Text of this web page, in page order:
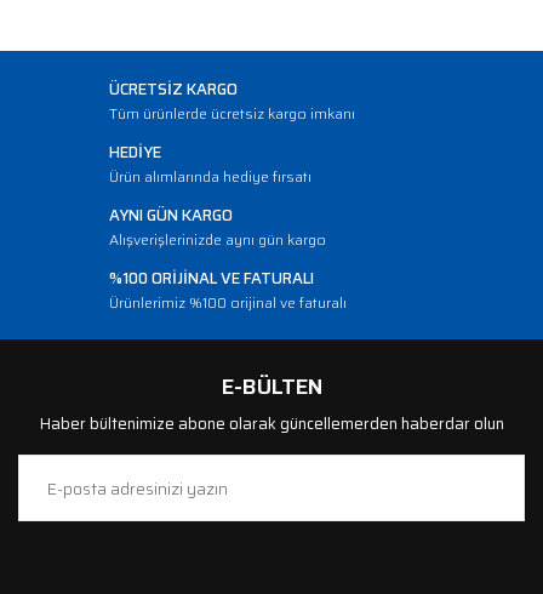
ÜCRETSİZ KARGO
Tüm ürünlerde ücretsiz kargo imkanı
HEDİYE
Ürün alımlarında hediye fırsatı
AYNI GÜN KARGO
Alışverişlerinizde aynı gün kargo
%100 ORİJİNAL VE FATURALI
Ürünlerimiz %100 orijinal ve faturalı
E-BÜLTEN
Haber bültenimize abone olarak güncellemerden haberdar olun